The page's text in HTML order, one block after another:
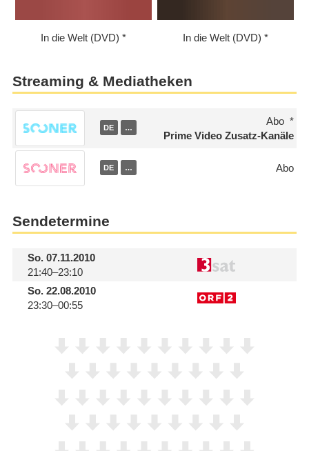
In die Welt (DVD) In die Welt (DVD)
Streaming & Mediatheken
DE …
Abo
Prime Video Zusatz-Kanäle
DE … Abo
Sendetermine
So.07.11.2010
21:40–23:10
So.22.08.2010
23:30–00:55